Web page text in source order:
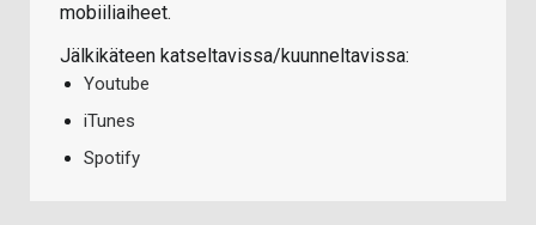
mobiiliaiheet.
Jälkikäteen katseltavissa/kuunneltavissa:
Youtube
iTunes
Spotify